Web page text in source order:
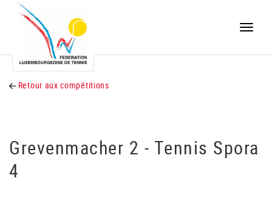
Toggle
Retour aux compétitions
Grevenmacher 2 - Tennis Spora
4